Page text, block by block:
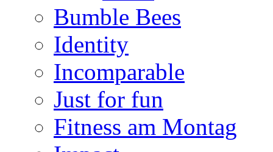
Bumble Bees
Identity
Incomparable
Just for fun
Fitness am Montag